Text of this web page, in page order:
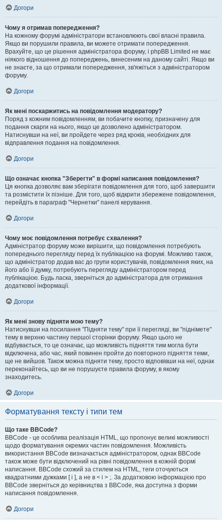
Догори
Чому я отримав попередження?
На кожному форумі адміністратори встановлюють свої власні правила.
Якщо ви порушили правила, ви можете отримати попередження.
Врахуйте, що це рішення адміністратора форуму, і phpBB Limited не має
ніякого відношення до попереджень, винесеним на даному сайті. Якщо ви
не знаєте, за що отримали попередження, зв'яжіться з адміністратором
форуму.
Догори
Як мені поскаржитись на повідомлення модератору?
Поряд з кожним повідомленням, ви побачите кнопку, призначену для
подання скарги на нього, якщо це дозволено адміністратором.
Натиснувши на неї, ви пройдете через ряд кроків, необхідних для
відправлення подання на повідомлення.
Догори
Що означає кнопка "Зберегти" в формі написання повідомлення?
Ця кнопка дозволяє вам зберігати повідомлення для того, щоб завершити
та розмістити їх пізніше. Для того, щоб відкрити збережене повідомлення,
перейдіть в параграф "Чернетки" панелі керування.
Догори
Чому моє повідомлення потребує схвалення?
Адміністратор форуму може вирішити, що повідомлення потребують
попереднього перегляду перед їх публікацією на форумі. Можливо також,
що адміністратор додав вас до групи користувачів, повідомлення яких, на
його або її думку, потребують перегляду адміністратором перед
публікацією. Будь ласка, зверніться до адміністратора для отримання
додаткової інформації.
Догори
Як мені знову підняти мою тему?
Натиснувши на посилання "Підняти тему" при її перегляді, ви "піднімете"
тему в верхню частину першої сторінки форуму. Якщо цього не
відбувається, то це означає, що можливість підняття тим могла бути
відключена, або час, який повинен пройти до повторного підняття теми,
ще не вийшов. Також можна підняти тему, просто відповівши на неї, однак
переконайтесь, що ви не порушуєте правила форуму, в якому
знаходитесь.
Догори
Форматування тексту і типи тем
Що таке BBCode?
BBCode - це особлива реалізація HTML, що пропонує великі можливості
щодо форматування окремих частин повідомлення. Можливість
використання BBCode визначається адміністратором, однак BBCode
також може бути відключений на рівні повідомлення в кожній формі
написання. BBCode схожий за стилем на HTML, теги оточуються
квадратними дужками [ і ], а не в < і > ;. За додатковою інформацією про
BBCode зверніться до керівництва з BBCode, яка доступна з форми
написання повідомлення.
Догори